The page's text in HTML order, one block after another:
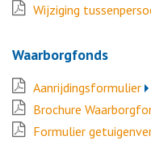
Wijziging
Waarborgfonds
Aanrijdingsformulier
Brochure
Formulier